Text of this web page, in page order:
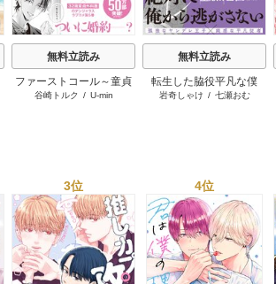
無料立読み
ファーストコール～童貞
外科医、年下ヤクザの嫁
谷崎トルク / U-min
無料立読み
転生した脇役平凡な僕
は、美形第二王子をヤン
岩奇しゃけ / 七瀬おむ
3位 4位